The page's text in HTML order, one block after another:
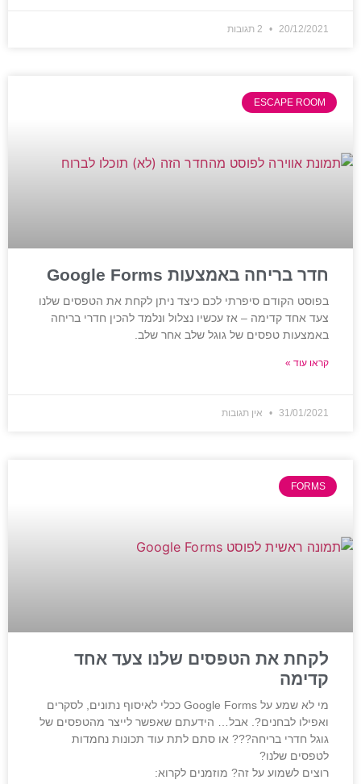
20/12/2021 2 תגובות
ESCAPE ROOM
חדר בריחה באמצעות Google Forms
בפוסט הקודם סיפרתי לכם כיצד ניתן לקחת את הטפסים שלנו
צעד אחד קדימה – אז עכשיו נצלול ונלמד להכין חדרי בריחה
באמצעות טפסים של גוגל שלב אחר שלב.
קראו עוד »
31/01/2021 אין תגובות
FORMS
לקחת את הטפסים שלנו צעד אחד
קדימה
מי לא שמע על Google Forms ככלי לאיסוף נתונים, לסקרים
ואפילו לבחנים?. אבל… הידעתם שאפשר לייצר מהטפסים של
גוגל חדרי בריחה??? או סתם לתת עוד תכונות נחמדות
לטפסים שלנו?
רוצים לשמוע על זה? מוזמנים לקרוא: